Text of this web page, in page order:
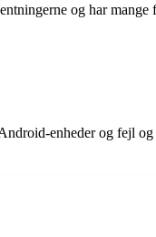
og har mange
enheder og fejl